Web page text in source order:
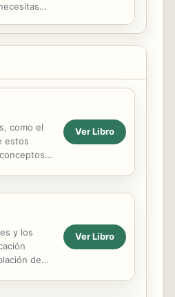
como el
estos
Ver Libro
y los
de
Ver Libro